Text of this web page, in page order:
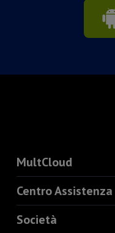
MultCloud
Centro Assistenza
Società